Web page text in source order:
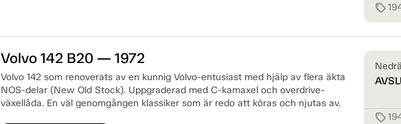
sell
Volvo 142 B20 — 1972
Volvo 142 som renoverats av en kunnig Volvo-entusiast med hjälp av flera äkta
NOS-delar (New Old Stock). Uppgraderad med C-kamaxel och overdrive-
växellåda. En väl genomgången klassiker som är redo att köras och njutas av.
sell